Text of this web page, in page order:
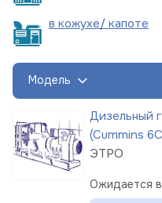
в кожухе/ капоте
Модель
Дизельный
(Cummins
ЭТРО
Ожидается